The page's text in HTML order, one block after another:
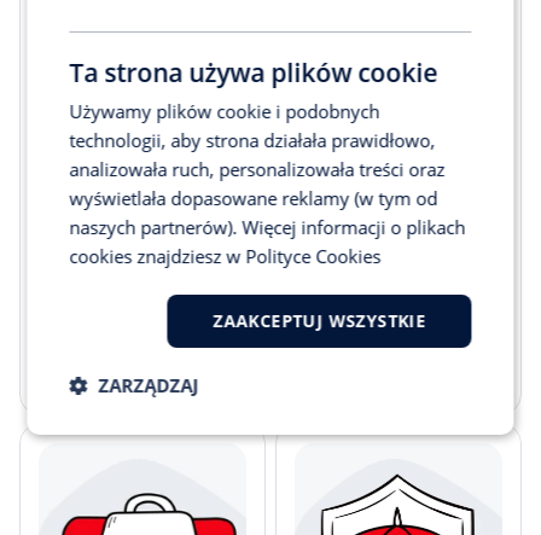
4.05.20266min
Likwidacja szkody z
AC – gotówkowo
Co wybrać i kiedy
warsztat partnerski
Czytaj więcej
AC 26.03.2026
Co zrobić po
kradzieży
ubezpieczenie
zawsze zadziała?
Ta strona używa plików cookie
Używamy plików cookie i podobnych
technologii, aby strona działała prawidłowo,
analizowała ruch, personalizowała treści oraz
wyświetlała dopasowane reklamy (w tym od
naszych partnerów). Więcej informacji o plikach
cookies znajdziesz w Polityce Cookies
ZAAKCEPTUJ WSZYSTKIE
ZARZĄDZAJ